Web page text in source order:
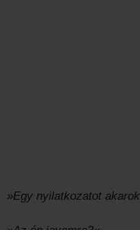
»Egy nyilatkozatot